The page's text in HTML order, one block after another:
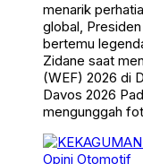
menarik
global,
bertemu
Zidane saat
(WEF) 2026 di
Davos 2026
mengunggah
Opini Otomotif